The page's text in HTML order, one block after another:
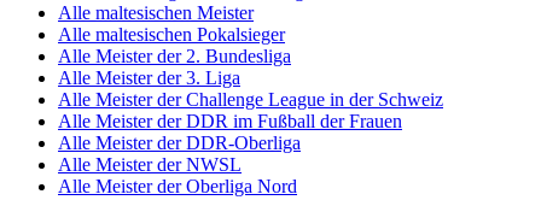
Alle maltesischen Meister
Alle maltesischen Pokalsieger
Alle Meister der 2. Bundesliga
Alle Meister der 3. Liga
Alle Meister der Challenge League in der Schweiz
Alle Meister der DDR im Fußball der Frauen
Alle Meister der DDR-Oberliga
Alle Meister der NWSL
Alle Meister der Oberliga Nord